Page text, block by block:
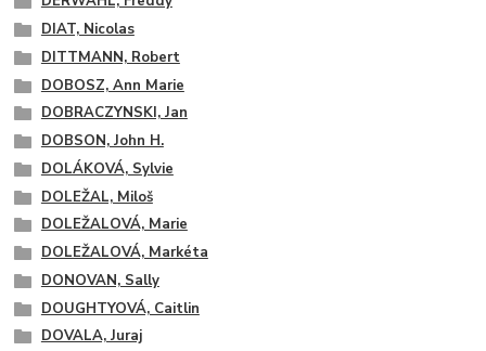
DIAT, Nicolas
DITTMANN, Robert
DOBOSZ, Ann Marie
DOBRACZYNSKI, Jan
DOBSON, John H.
DOLÁKOVÁ, Sylvie
DOLEŽAL, Miloš
DOLEŽALOVÁ, Marie
DOLEŽALOVÁ, Markéta
DONOVAN, Sally
DOUGHTYOVÁ, Caitlin
DOVALA, Juraj